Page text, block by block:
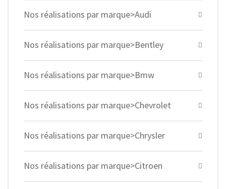
Nos réalisations par marque>Audi
Nos réalisations par marque>Bentley
Nos réalisations par marque>Bmw
Nos réalisations par marque>Chevrolet
Nos réalisations par marque>Chrysler
Nos réalisations par marque>Citroen